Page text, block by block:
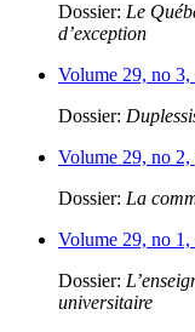
Dossier: Le
d’exception
Volume 29, no
Dossier:
Volume 29, no
Dossier: La
Volume 29, no
Dossier:
universitaire